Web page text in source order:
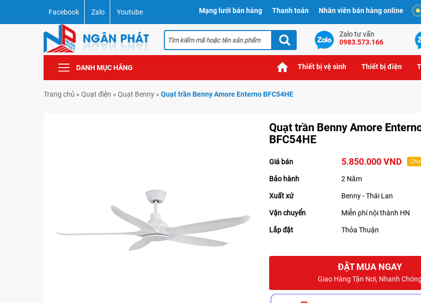
Facebook Zalo Youtube Mạng lưới bán hàng Thanh toán Nhân viên bán hàng online
Zalo tư vấn
0983.573.166
DANH MỤC HÃNG Thiết bị vệ sinh Thiết bị điện
Trang chủ » Quạt điện » Quạt Benny » Quạt trần Benny Amore Enterno BFC54HE
Quạt trần Benny Amore
BFC54HE
Giá bán 5.850.000 VND
Bảo hành 2 Năm
Xuất xứ Benny - Thái Lan
Vận chuyển Miễn phí nội thành HN
Lắp đặt Thỏa Thuận
ĐẶT MUA NGAY
Giao Hàng Tận Nơi, Nhanh Chóng